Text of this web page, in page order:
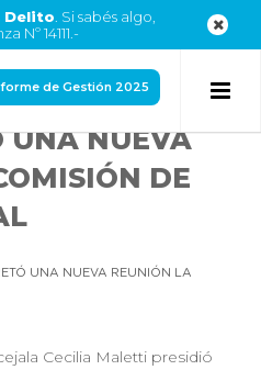
Delito . Si sabés algo,
Nº 14111.-
de Gestión 2025
UNA NUEVA
DE
UNA NUEVA REUNIÓN LA
Cecilia Maletti presidió